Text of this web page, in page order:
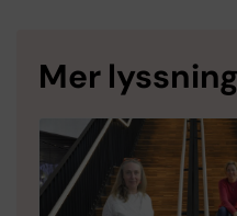
Mer